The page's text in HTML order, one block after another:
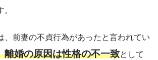
、前妻の不貞行為があったと言われてい
離婚の原因は性格の不一致として